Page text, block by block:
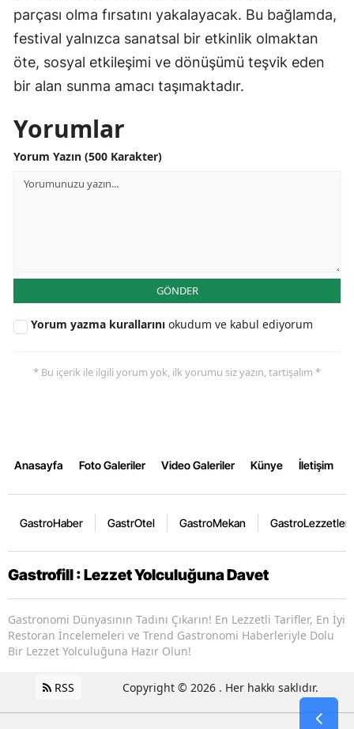
parçası olma fırsatını yakalayacak. Bu bağlamda,
festival yalnızca sanatsal bir etkinlik olmaktan
öte, sosyal etkileşimi ve dönüşümü teşvik eden
bir alan sunma amacı taşımaktadır.
Yorumlar
Yorum Yazın (500 Karakter)
GÖNDER
Yorum yazma kurallarını okudum ve kabul ediyorum
* Bu içerik ile ilgili yorum yok, ilk yorumu siz yazın, tartışalım *
Anasayfa Foto Galeriler Video Galeriler Künye İletişim
GastroHaber GastrOtel GastroMekan GastroLezzetler
Gastrofill : Lezzet Yolculuğuna Davet
Gastronomi Dünyasının Tadını Çıkarın! En Lezzetli Tarifler, En İyi
Restoran İncelemeleri ve Trend Gastronomi Haberleriyle Dolu
Bir Lezzet Yolculuğuna Hazır Olun!
RSS Copyright © 2026 . Her hakkı saklıdır.